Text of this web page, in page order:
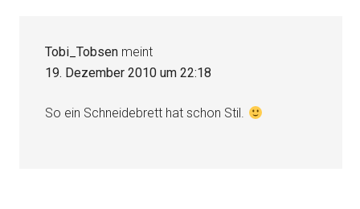
Tobi_Tobsen meint
19. Dezember 2010 um 22:18
So ein Schneidebrett hat schon Stil.